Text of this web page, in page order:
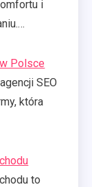
i
Polsce
SEO
która
to